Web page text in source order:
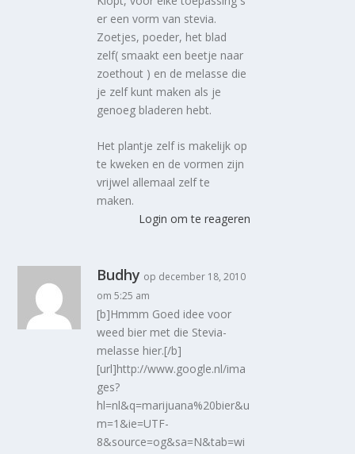
er een vorm van stevia.
Zoetjes, poeder, het blad
zelf( smaakt een beetje naar
zoethout ) en de melasse die
je zelf kunt maken als je
genoeg bladeren hebt.
Het plantje zelf is makelijk op
te kweken en de vormen zijn
vrijwel allemaal zelf te
maken.
Login om te reageren
Budhy op december 18, 2010
om 5:25 am
[b]Hmmm Goed idee voor
weed bier met die Stevia-
melasse hier.[/b]
[url]http://www.google.nl/ima
ges?
hl=nl&q=marijuana%20bier&u
m=1&ie=UTF-
8&source=og&sa=N&tab=wi